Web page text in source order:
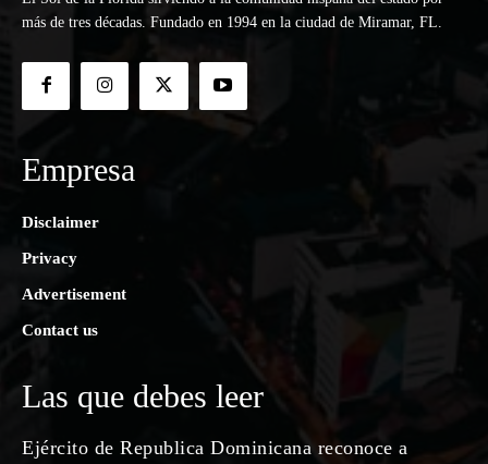
más de tres décadas. Fundado en 1994 en la ciudad de Miramar, FL.
Empresa
Disclaimer
Privacy
Advertisement
Contact us
Las que debes leer
Ejército de Republica Dominicana reconoce a